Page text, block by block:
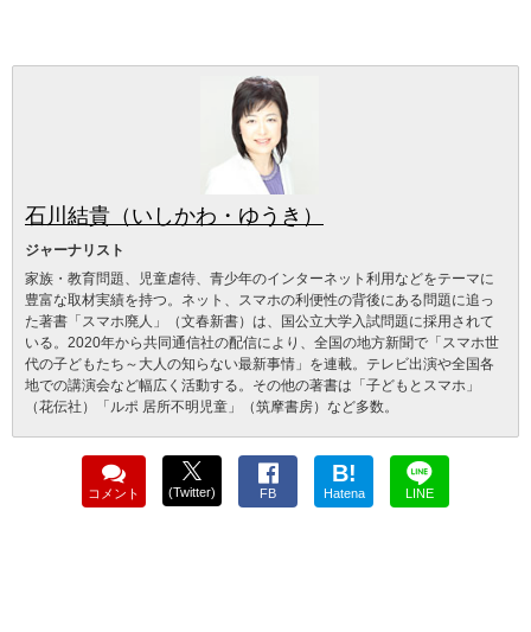
石川結貴（いしかわ・ゆうき）
ジャーナリスト
家族・教育問題、児童虐待、青少年のインターネット利用などをテーマに
豊富な取材実績を持つ。ネット、スマホの利便性の背後にある問題に追っ
た著書「スマホ廃人」（文春新書）は、国公立大学入試問題に採用されて
いる。2020年から共同通信社の配信により、全国の地方新聞で「スマホ世
代の子どもたち～大人の知らない最新事情」を連載。テレビ出演や全国各
地での講演会など幅広く活動する。その他の著書は「子どもとスマホ」
（花伝社）「ルポ 居所不明児童」（筑摩書房）など多数。
コメント (Twitter) FB
B!
Hatena LINE